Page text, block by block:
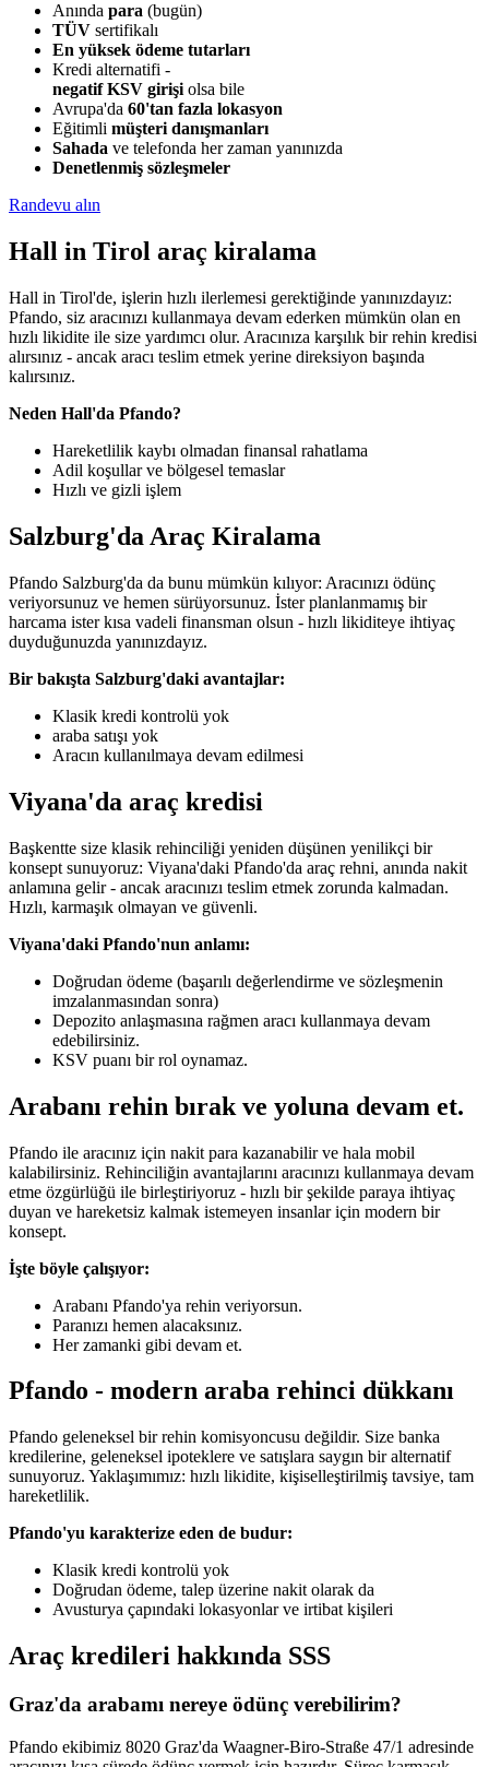
Anında para (bugün)
TÜV sertifikalı
En yüksek ödeme tutarları
Kredi alternatifi -
negatif KSV girişi olsa bile
Avrupa'da 60'tan fazla lokasyon
Eğitimli müşteri danışmanları
Sahada ve telefonda her zaman yanınızda
Denetlenmiş sözleşmeler
Randevu alın
Hall in Tirol araç kiralama
Hall in Tirol'de, işlerin hızlı ilerlemesi gerektiğinde yanınızdayız:
Pfando, siz aracınızı kullanmaya devam ederken mümkün olan en
hızlı likidite ile size yardımcı olur. Aracınıza karşılık bir rehin kredisi
alırsınız - ancak aracı teslim etmek yerine direksiyon başında
kalırsınız.
Neden Hall'da Pfando?
Hareketlilik kaybı olmadan finansal rahatlama
Adil koşullar ve bölgesel temaslar
Hızlı ve gizli işlem
Salzburg'da Araç Kiralama
Pfando Salzburg'da da bunu mümkün kılıyor: Aracınızı ödünç
veriyorsunuz ve hemen sürüyorsunuz. İster planlanmamış bir
harcama ister kısa vadeli finansman olsun - hızlı likiditeye ihtiyaç
duyduğunuzda yanınızdayız.
Bir bakışta Salzburg'daki avantajlar:
Klasik kredi kontrolü yok
araba satışı yok
Aracın kullanılmaya devam edilmesi
Viyana'da araç kredisi
Başkentte size klasik rehinciliği yeniden düşünen yenilikçi bir
konsept sunuyoruz: Viyana'daki Pfando'da araç rehni, anında nakit
anlamına gelir - ancak aracınızı teslim etmek zorunda kalmadan.
Hızlı, karmaşık olmayan ve güvenli.
Viyana'daki Pfando'nun anlamı:
Doğrudan ödeme (başarılı değerlendirme ve sözleşmenin
imzalanmasından sonra)
Depozito anlaşmasına rağmen aracı kullanmaya devam
edebilirsiniz.
KSV puanı bir rol oynamaz.
Arabanı rehin bırak ve yoluna devam et.
Pfando ile aracınız için nakit para kazanabilir ve hala mobil
kalabilirsiniz. Rehinciliğin avantajlarını aracınızı kullanmaya devam
etme özgürlüğü ile birleştiriyoruz - hızlı bir şekilde paraya ihtiyaç
duyan ve hareketsiz kalmak istemeyen insanlar için modern bir
konsept.
İşte böyle çalışıyor:
Arabanı Pfando'ya rehin veriyorsun.
Paranızı hemen alacaksınız.
Her zamanki gibi devam et.
Pfando - modern araba rehinci dükkanı
Pfando geleneksel bir rehin komisyoncusu değildir. Size banka
kredilerine, geleneksel ipoteklere ve satışlara saygın bir alternatif
sunuyoruz. Yaklaşımımız: hızlı likidite, kişiselleştirilmiş tavsiye, tam
hareketlilik.
Pfando'yu karakterize eden de budur:
Klasik kredi kontrolü yok
Doğrudan ödeme, talep üzerine nakit olarak da
Avusturya çapındaki lokasyonlar ve irtibat kişileri
Araç kredileri hakkında SSS
Graz'da arabamı nereye ödünç verebilirim?
Pfando ekibimiz 8020 Graz'da Waagner-Biro-Straße 47/1 adresinde